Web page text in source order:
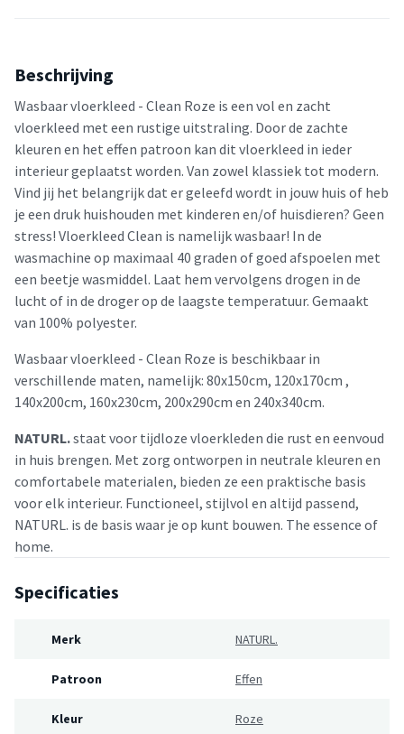
Beschrijving
Wasbaar vloerkleed - Clean Roze is een vol en zacht
vloerkleed met een rustige uitstraling. Door de zachte
kleuren en het effen patroon kan dit vloerkleed in ieder
interieur geplaatst worden. Van zowel klassiek tot modern.
Vind jij het belangrijk dat er geleefd wordt in jouw huis of heb
je een druk huishouden met kinderen en/of huisdieren? Geen
stress! Vloerkleed Clean is namelijk wasbaar! In de
wasmachine op maximaal 40 graden of goed afspoelen met
een beetje wasmiddel. Laat hem vervolgens drogen in de
lucht of in de droger op de laagste temperatuur. Gemaakt
van 100% polyester.
Wasbaar vloerkleed - Clean Roze is beschikbaar in
verschillende maten, namelijk: 80x150cm, 120x170cm ,
140x200cm, 160x230cm, 200x290cm en 240x340cm.
NATURL.staat voor tijdloze vloerkleden die rust en eenvoud
in huis brengen. Met zorg ontworpen in neutrale kleuren en
comfortabele materialen, bieden ze een praktische basis
voor elk interieur. Functioneel, stijlvol en altijd passend,
NATURL. is de basis waar je op kunt bouwen. The essence of
home.
Specificaties
Merk NATURL.
Patroon Effen
Kleur Roze